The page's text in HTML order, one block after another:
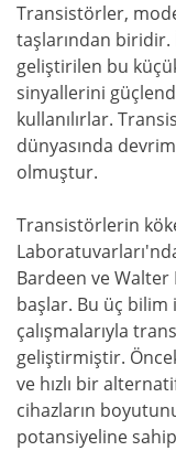
Transistörler,
taşlarından biridir.
geliştirilen bu
sinyallerini
kullanılırlar.
dünyasında
olmuştur.
Transistörlerin
Bardeen ve Walter
başlar. Bu üç bilim
çalışmalarıyla
geliştirmiştir.
ve hızlı bir
cihazların
potansiyeline